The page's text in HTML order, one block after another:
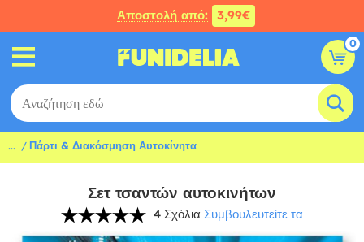
Αποστολή από: 3,99€
0
... Πάρτι & Διακόσμηση Αυτοκίνητα
Σετ τσαντών αυτοκινήτων
4 Σχόλια Συμβουλευτείτε τα